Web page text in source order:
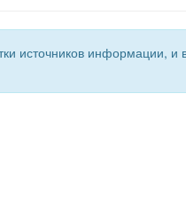
источников информации, и